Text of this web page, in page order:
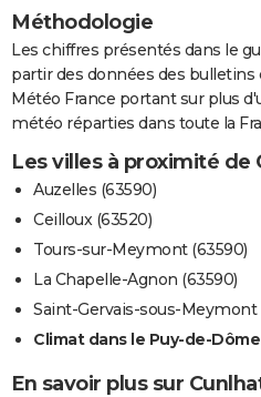
Méthodologie
Les chiffres présentés dans le
partir des données des bulletins
Météo France portant sur plus
météo réparties dans toute la
Les villes à proximité de
Auzelles (63590)
Ceilloux (63520)
Tours-sur-Meymont (63590)
La Chapelle-Agnon (63590)
Saint-Gervais-sous-Meymont
Climat dans le Puy-de-Dôme
En savoir plus sur